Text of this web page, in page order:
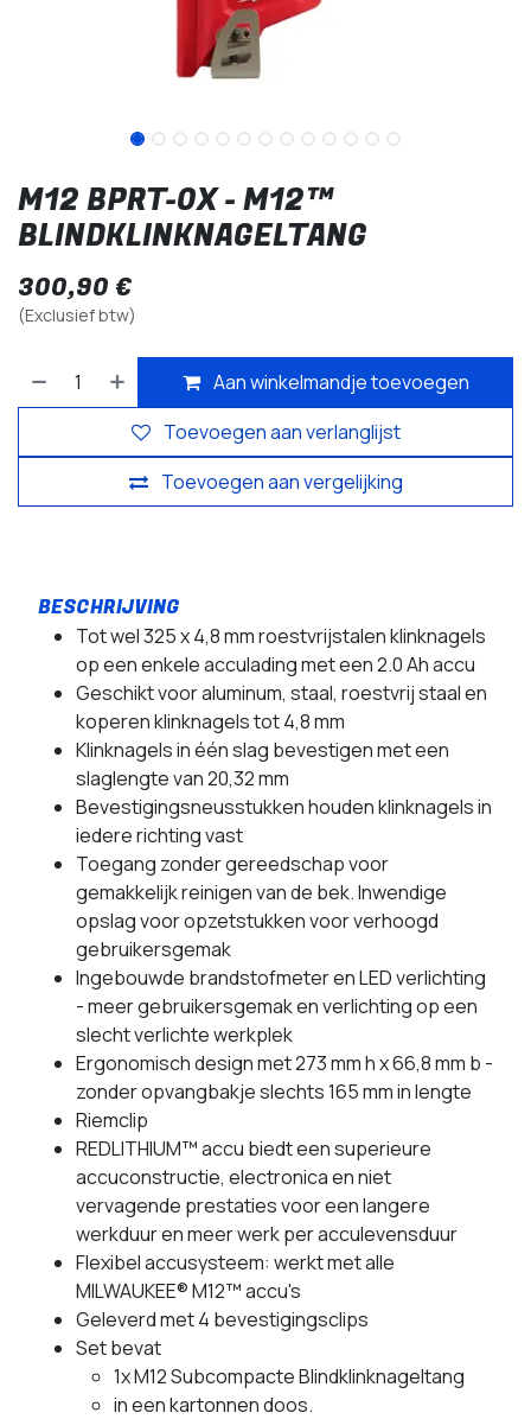
M12 BPRT-0X - M12™
BLINDKLINKNAGELTANG
300,90 €
(Exclusief btw)
Aan winkelmandje toevoegen
Toevoegen aan vergelijking
Toevoegen aan verlanglijst
Tot wel 325 x 4,8 mm roestvrijstalen klinknagels
op een enkele acculading met een 2.0 Ah accu
Geschikt voor aluminum, staal, roestvrij staal en
koperen klinknagels tot 4,8 mm
Klinknagels in één slag bevestigen met een
slaglengte van 20,32 mm
Bevestigingsneusstukken houden klinknagels in
iedere richting vast
Toegang zonder gereedschap voor
gemakkelijk reinigen van de bek. Inwendige
opslag voor opzetstukken voor verhoogd
gebruikersgemak
Ingebouwde brandstofmeter en LED verlichting
- meer gebruikersgemak en verlichting op een
slecht verlichte werkplek
Ergonomisch design met 273 mm h x 66,8 mm b -
zonder opvangbakje slechts 165 mm in lengte
Riemclip
REDLITHIUM™ accu biedt een superieure
accuconstructie, electronica en niet
vervagende prestaties voor een langere
werkduur en meer werk per acculevensduur
Flexibel accusysteem: werkt met alle
MILWAUKEE® M12™ accu's
Geleverd met 4 bevestigingsclips
Set bevat
1x M12 Subcompacte Blindklinknageltang
in een kartonnen doos.